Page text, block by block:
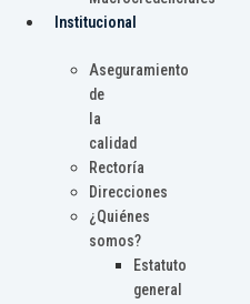
Institucional
Aseguramiento
de
la
calidad
Rectoría
Direcciones
¿Quiénes
somos?
Estatuto
general